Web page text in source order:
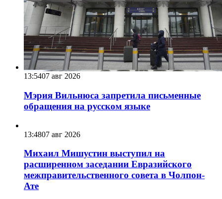
13:5407 авг 2026
Мэрия Вильнюса запретила письменные
обращения на русском языке
13:4807 авг 2026
Михаил Мишустин выступил на
расширенном заседании Евразийского
межправительственного совета в Чолпон-
Ате